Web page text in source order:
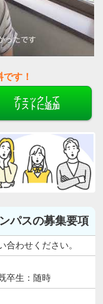
です！
チェックして
リストに追加
パスの募集要項
合わせください。
卒生：随時